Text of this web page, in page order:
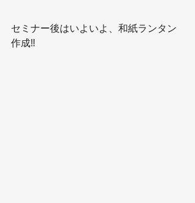
セミナー後はいよいよ、和紙ランタン
作成‼️